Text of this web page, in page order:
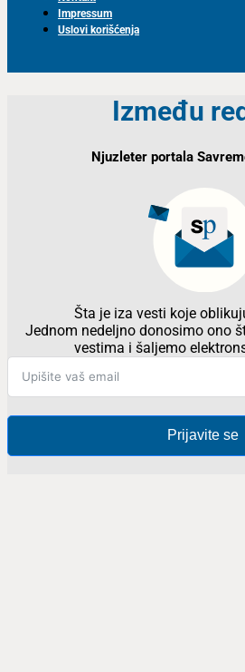
Impressum
Uslovi korišćenja
Između
Njuzleter portala
Šta je iza vesti koje
Jednom nedeljno donosimo ono
vestima i šaljemo
Prijavite se